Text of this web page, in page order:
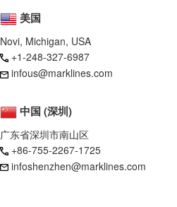
美国
Novi, Michigan, USA
+1-248-327-6987
infous@marklines.com
中国 (深圳)
广东省深圳市南山区
+86-755-2267-1725
infoshenzhen@marklines.com